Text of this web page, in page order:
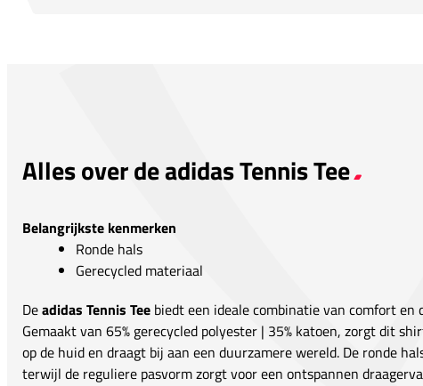
Alles over de adidas Tennis Tee
Belangrijkste kenmerken
Ronde hals
Gerecycled materiaal
Deadidas Tennis Tee biedt een ideale combinatie van comfort en
Gemaakt van 65% gerecycled polyester | 35% katoen, zorgt dit
op de huid en draagt bij aan een duurzamere wereld. De ronde
terwijl de reguliere pasvorm zorgt voor een ontspannen